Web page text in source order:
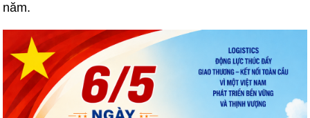
năm.